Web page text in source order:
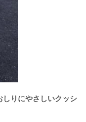
りにやさしいクッシ